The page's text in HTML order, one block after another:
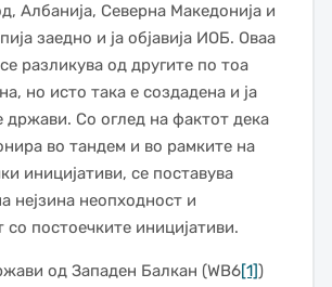
Албанија, Северна Македонија и
заедно и ја објавија ИОБ. Оваа
разликува од другите по тоа
но исто така е создадена и ја
држави. Со оглед на фактот дека
во тандем и во рамките на
иницијативи, се поставува
нејзина неопходност и
со постоечките иницијативи.
од Западен Балкан (WB6[1])